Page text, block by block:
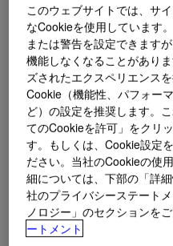
とはVORAFORCE™
In combination with
it delivers a
high strength structural
このウェブサイトでは、サ
なCookieを使用しています
または警告を設定できます
機能しなくなることがあり
ズされたエクスペリエンス
Cookie（機能性、パフォー
ど）の設定を推奨します。
てのCookieを許可」をクリ
す。もしくは、Cookie設定
ださい。当社のCookieの使
細については、下部の「詳
社のプライバシーステート
ノロジー」のセクションをご
ートメント